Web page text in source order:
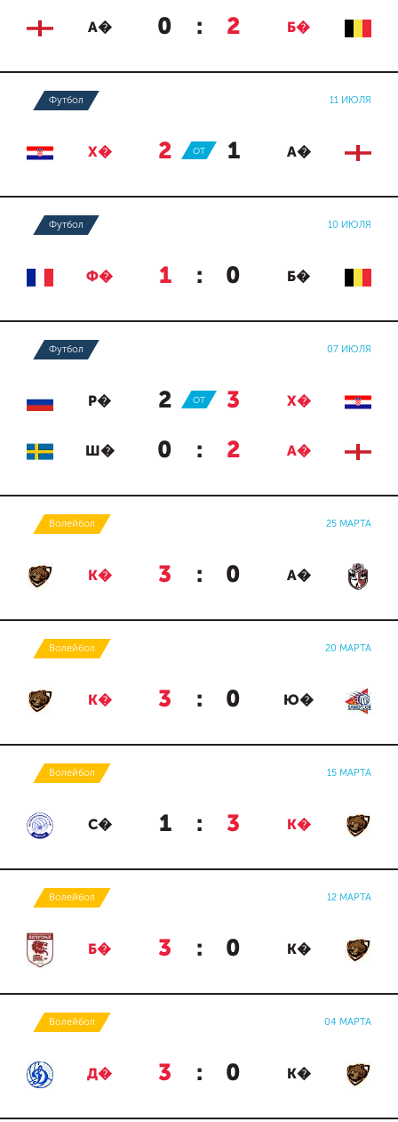
А� 0 : 2 Б�
Футбол 11 ИЮЛЯ
Х� 2 : 1 А�
ОТ
Футбол 10 ИЮЛЯ
Ф� 1 : 0 Б�
Футбол 07 ИЮЛЯ
Р� 2 : 3 Х�
ОТ
Ш� 0 : 2 А�
Волейбол 25 МАРТА
К� 3 : 0 А�
Волейбол 20 МАРТА
К� 3 : 0 Ю�
Волейбол 15 МАРТА
С� 1 : 3 К�
Волейбол 12 МАРТА
Б� 3 : 0 К�
Волейбол 04 МАРТА
Д� 3 : 0 К�